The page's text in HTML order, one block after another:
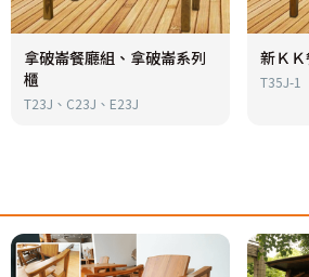
拿破崙餐廳組、拿破崙系列
櫃
T23J、C23J、E23J
新Ｋ
T35J-1